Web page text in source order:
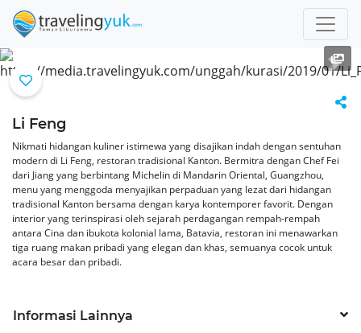
Previous Next
Li Feng
Nikmati hidangan kuliner istimewa yang disajikan indah dengan sentuhan
modern di Li Feng, restoran tradisional Kanton. Bermitra dengan Chef Fei
dari Jiang yang berbintang Michelin di Mandarin Oriental, Guangzhou,
menu yang menggoda menyajikan perpaduan yang lezat dari hidangan
tradisional Kanton bersama dengan karya kontemporer favorit. Dengan
interior yang terinspirasi oleh sejarah perdagangan rempah-rempah
antara Cina dan ibukota kolonial lama, Batavia, restoran ini menawarkan
tiga ruang makan pribadi yang elegan dan khas, semuanya cocok untuk
acara besar dan pribadi.
Informasi Lainnya